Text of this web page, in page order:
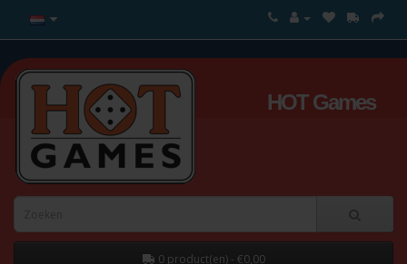
HOT Games
0 product(en) - €0,00